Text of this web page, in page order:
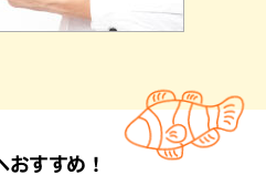
おすすめ！